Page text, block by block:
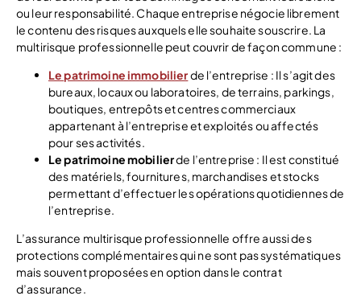
ou leur responsabilité. Chaque entreprise négocie librement
le contenu des risques auxquels elle souhaite souscrire. La
multirisque professionnelle peut couvrir de façon commune :
Le patrimoine immobilierde l’entreprise : Il s’agit des
bureaux, locaux ou laboratoires, de terrains, parkings,
boutiques, entrepôts et centres commerciaux
appartenant à l’entreprise et exploités ou affectés
pour ses activités.
Le patrimoine mobilierde l’entreprise : Il est constitué
des matériels, fournitures, marchandises et stocks
permettant d’effectuer les opérations quotidiennes de
l’entreprise.
L’assurance multirisque professionnelle offre aussi des
protections complémentaires qui ne sont pas systématiques
mais souvent proposées en option dans le contrat
d’assurance.